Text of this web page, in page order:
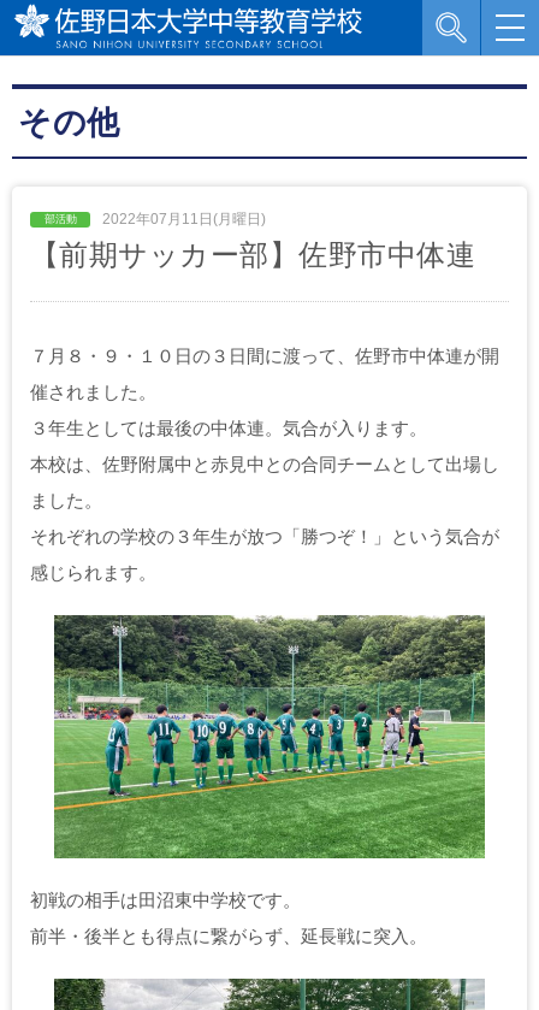
その他
2022年07月11日(月曜日)
【前期サッカー部】佐野市中体連
７月８・９・１０日の３日間に渡って、佐野市中体連が開
催されました。
３年生としては最後の中体連。気合が入ります。
本校は、佐野附属中と赤見中との合同チームとして出場し
ました。
それぞれの学校の３年生が放つ「勝つぞ！」という気合が
感じられます。
初戦の相手は田沼東中学校です。
前半・後半とも得点に繋がらず、延長戦に突入。